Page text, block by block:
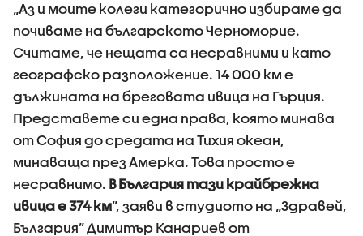
„Аз и моите колеги категорично избираме да
почиваме на българското Черноморие.
Считаме, че нещата са несравними и като
географско разположение. 14 000 км е
дължината на бреговата ивица на Гърция.
Представете си една права, която минава
от София до средата на Тихия океан,
минаваща през Амерка. Това просто е
несравнимо. В България тази крайбрежна
ивица е 374 км”, заяви в студиото на „Здравей,
България” Димитър Канариев от